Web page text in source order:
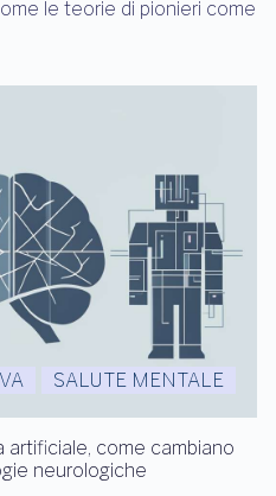
le teorie di pionieri come
SALUTE MENTALE
artificiale, come cambiano
neurologiche